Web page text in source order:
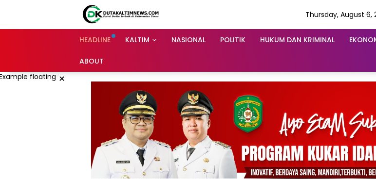
Thursday, August 6,
HEADLINE KALTIM NASIONAL POLITIK HUKUM DAN KRIMINAL
ABOUT
×